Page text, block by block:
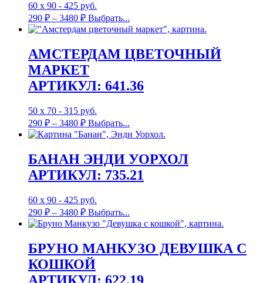
60 х 90 - 425 руб.
290 ₽ – 3480 ₽ Выбрать...
АМСТЕРДАМ ЦВЕТОЧНЫЙ
МАРКЕТ
АРТИКУЛ: 641.36
50 х 70 - 315 руб.
290 ₽ – 3480 ₽ Выбрать...
БАНАН ЭНДИ УОРХОЛ
АРТИКУЛ: 735.21
60 х 90 - 425 руб.
290 ₽ – 3480 ₽ Выбрать...
БРУНО МАНКУЗО ДЕВУШКА С
КОШКОЙ
АРТИКУЛ: 622.19